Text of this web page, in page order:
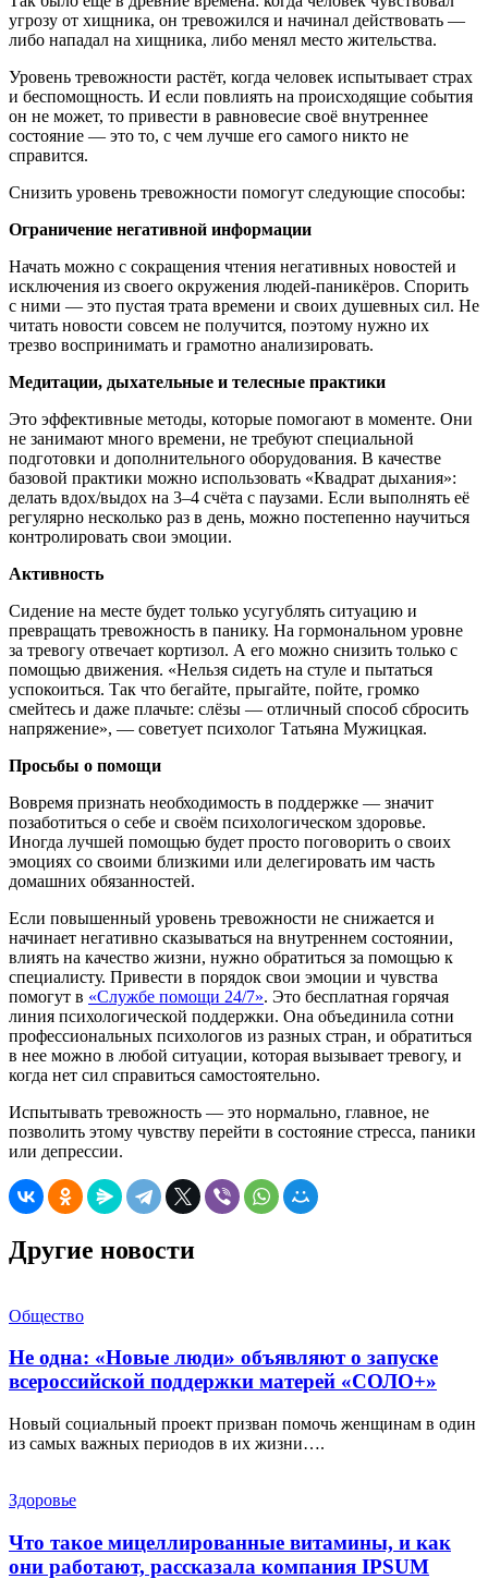
угрозу от хищника, он тревожился и начинал действовать —
либо нападал на хищника, либо менял место жительства.
Уровень тревожности растёт, когда человек испытывает страх
и беспомощность. И если повлиять на происходящие события
он не может, то привести в равновесие своё внутреннее
состояние — это то, с чем лучше его самого никто не
справится.
Снизить уровень тревожности помогут следующие способы:
Ограничение негативной информации
Начать можно с сокращения чтения негативных новостей и
исключения из своего окружения людей-паникёров. Спорить
с ними — это пустая трата времени и своих душевных сил. Не
читать новости совсем не получится, поэтому нужно их
трезво воспринимать и грамотно анализировать.
Медитации, дыхательные и телесные практики
Это эффективные методы, которые помогают в моменте. Они
не занимают много времени, не требуют специальной
подготовки и дополнительного оборудования. В качестве
базовой практики можно использовать «Квадрат дыхания»:
делать вдох/выдох на 3–4 счёта с паузами. Если выполнять её
регулярно несколько раз в день, можно постепенно научиться
контролировать свои эмоции.
Активность
Сидение на месте будет только усугублять ситуацию и
превращать тревожность в панику. На гормональном уровне
за тревогу отвечает кортизол. А его можно снизить только с
помощью движения. «Нельзя сидеть на стуле и пытаться
успокоиться. Так что бегайте, прыгайте, пойте, громко
смейтесь и даже плачьте: слёзы — отличный способ сбросить
напряжение», — советует психолог Татьяна Мужицкая.
Просьбы о помощи
Вовремя признать необходимость в поддержке — значит
позаботиться о себе и своём психологическом здоровье.
Иногда лучшей помощью будет просто поговорить о своих
эмоциях со своими близкими или делегировать им часть
домашних обязанностей.
Если повышенный уровень тревожности не снижается и
начинает негативно сказываться на внутреннем состоянии,
влиять на качество жизни, нужно обратиться за помощью к
специалисту. Привести в порядок свои эмоции и чувства
помогут в «Службе помощи 24/7». Это бесплатная горячая
линия психологической поддержки. Она объединила сотни
профессиональных психологов из разных стран, и обратиться
в нее можно в любой ситуации, которая вызывает тревогу, и
когда нет сил справиться самостоятельно.
Испытывать тревожность — это нормально, главное, не
позволить этому чувству перейти в состояние стресса, паники
или депрессии.
Другие новости
Общество
Не одна: «Новые люди» объявляют о запуске
всероссийской поддержки матерей «СОЛО+»
Новый социальный проект призван помочь женщинам в один
из самых важных периодов в их жизни….
Здоровье
Что такое мицеллированные витамины, и как
они работают, рассказала компания IPSUM